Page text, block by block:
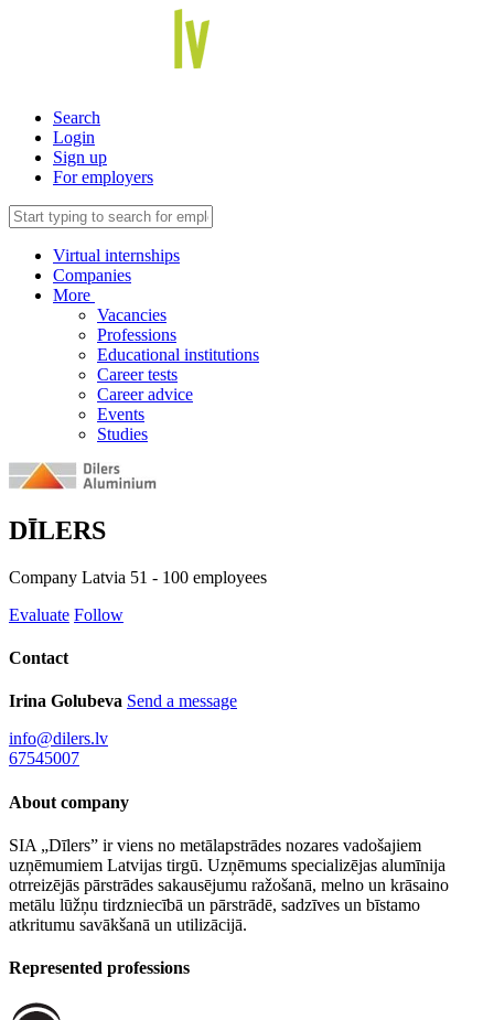
Search
Login
Sign up
For employers
Virtual internships
Companies
More
Vacancies
Professions
Educational institutions
Career tests
Career advice
Events
Studies
DĪLERS
Company Latvia 51 - 100 employees
Evaluate Follow
Contact
Irina Golubeva Send a message
info@dilers.lv
67545007
About company
SIA „Dīlers” ir viens no metālapstrādes nozares vadošajiem
uzņēmumiem Latvijas tirgū. Uzņēmums specializējas alumīnija
otrreizējās pārstrādes sakausējumu ražošanā, melno un krāsaino
metālu lūžņu tirdzniecībā un pārstrādē, sadzīves un bīstamo
atkritumu savākšanā un utilizācijā.
Represented professions